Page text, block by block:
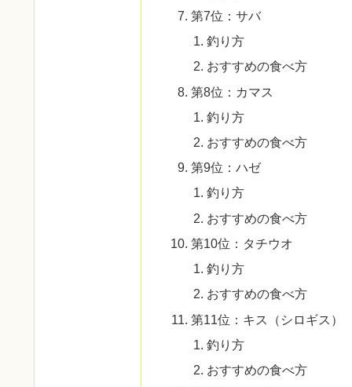
第7位：サバ
釣り方
おすすめの食べ方
第8位：カマス
釣り方
おすすめの食べ方
第9位：ハゼ
釣り方
おすすめの食べ方
第10位：タチウオ
釣り方
おすすめの食べ方
第11位：キス（シロギス）
釣り方
おすすめの食べ方